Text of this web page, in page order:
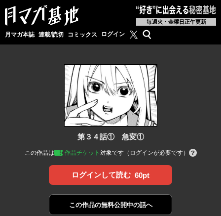
毎週火・金曜日正午更新
月マガ本誌 連載/読切 コミックス ログイン 月マガ基地公式X
検索
第３４話① 急変①
この作品は 作品チケット 対象です（ログインが必要です）
ログインして読む 60pt
この作品の無料公開中の話へ